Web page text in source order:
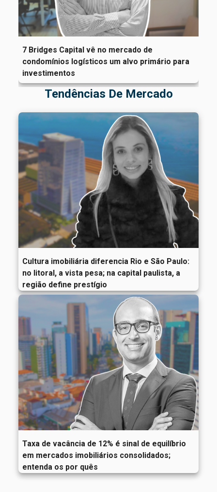
7 Bridges Capital vê no mercado de
condomínios logísticos um alvo primário para
investimentos
Tendências De Mercado
Cultura imobiliária diferencia Rio e São Paulo:
no litoral, a vista pesa; na capital paulista, a
região define prestígio
Taxa de vacância de 12% é sinal de equilíbrio
em mercados imobiliários consolidados;
entenda os por quês